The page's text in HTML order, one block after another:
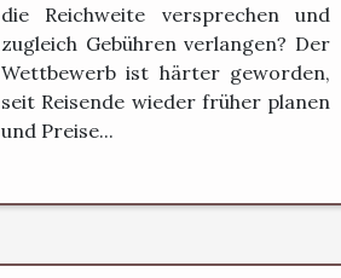
die Reichweite versprechen und
zugleich Gebühren verlangen? Der
Wettbewerb ist härter geworden,
seit Reisende wieder früher planen
und Preise...